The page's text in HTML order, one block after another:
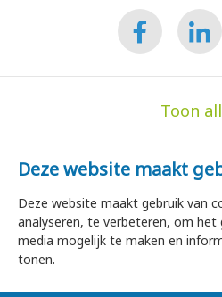
Deze website maakt
Deze website maakt gebruik van
analyseren, te verbeteren, om het
media mogelijk te maken en
tonen.
Toon
de Hoge
1747 HA